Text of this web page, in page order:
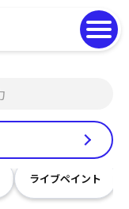
ライブペイント